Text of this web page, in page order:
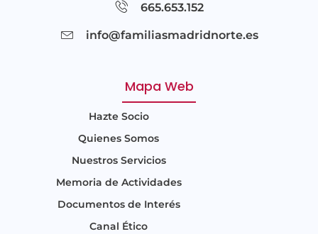
665.653.152
info@familiasmadridnorte.es
Mapa Web
Hazte Socio
Quienes Somos
Nuestros Servicios
Memoria de Actividades
Documentos de Interés
Canal Ético